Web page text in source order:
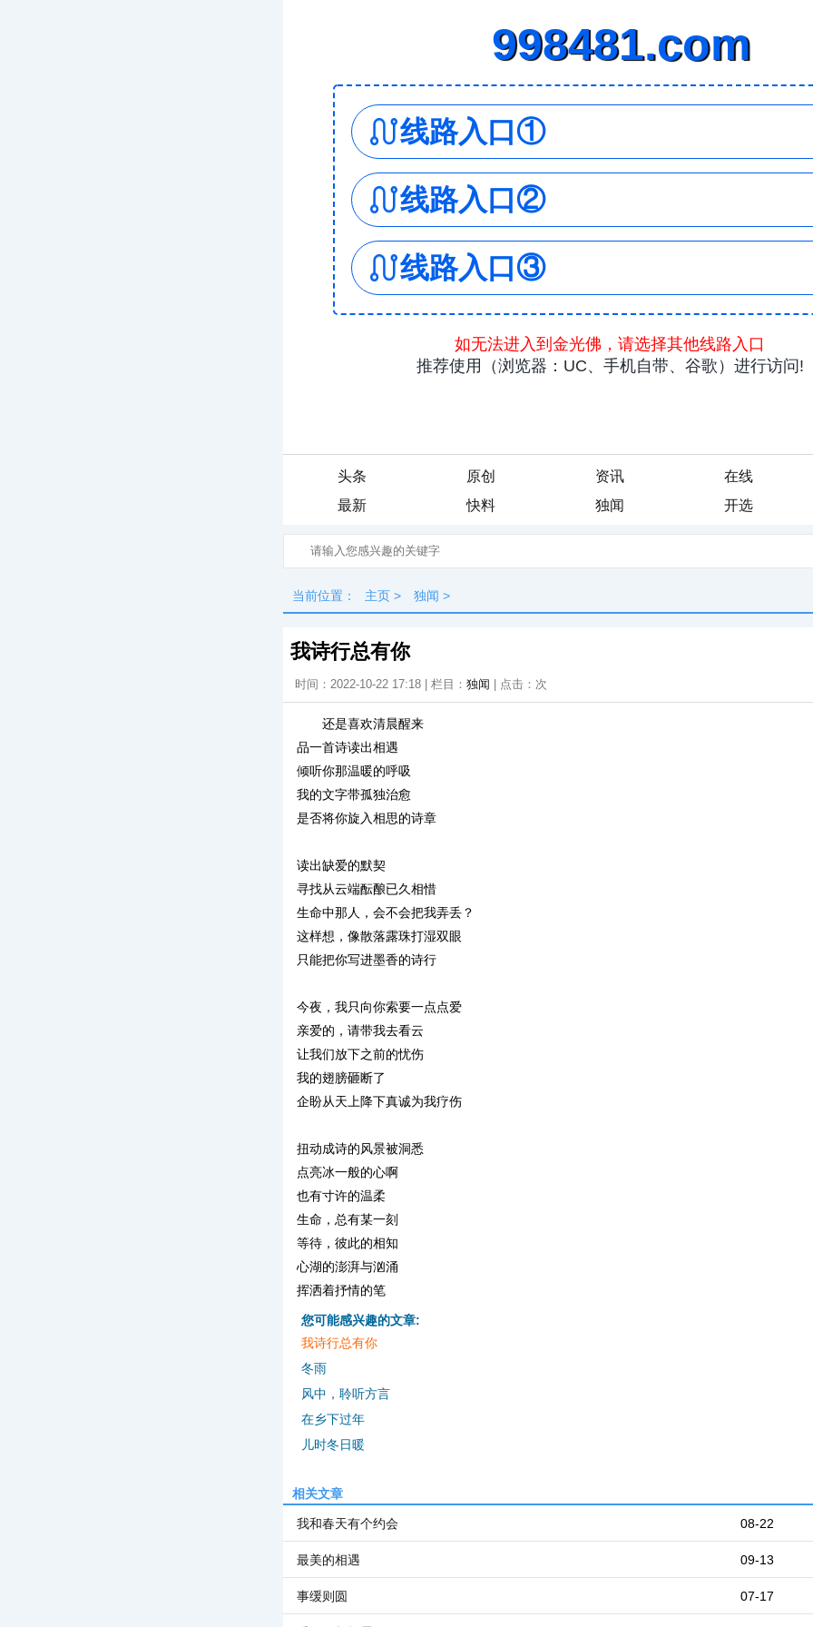
头条 原创 资讯
在线
最新
快料 独闻 开选
当前位置： 主页 > 独闻 >
我诗行总有你
时间：2022-10-22 17:18 | 栏目： 独闻 | 点击： 次
还是喜欢清晨醒来
品一首诗读出相遇
倾听你那温暖的呼吸
我的文字带孤独治愈
是否将你旋入相思的诗章
读出缺爱的默契
寻找从云端酝酿已久相惜
生命中那人，会不会把我弄丢？
这样想，像散落露珠打湿双眼
只能把你写进墨香的诗行
今夜，我只向你索要一点点爱
亲爱的，请带我去看云
让我们放下之前的忧伤
我的翅膀砸断了
企盼从天上降下真诚为我疗伤
扭动成诗的风景被洞悉
点亮冰一般的心啊
也有寸许的温柔
生命，总有某一刻
等待，彼此的相知
心湖的澎湃与汹涌
挥洒着抒情的笔
您可能感兴趣的文章:
我诗行总有你
冬雨
风中，聆听方言
在乡下过年
儿时冬日暖
相关文章
08-22
我和春天有个约会
09-13
最美的相遇
07-17
事缓则圆